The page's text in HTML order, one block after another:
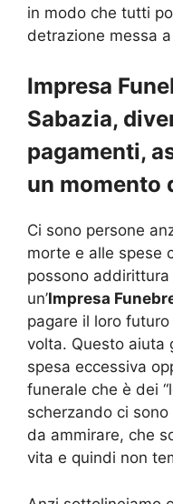
in modo che tutti
detrazione messa
Impresa
Sabazia,
pagamenti,
un momento
Ci sono persone
morte e alle spese
possono addirittura
un’Impresa
pagare il loro
volta. Questo aiuta
spesa eccessiva
funerale che è dei
scherzando ci
da ammirare, che
vita e quindi non